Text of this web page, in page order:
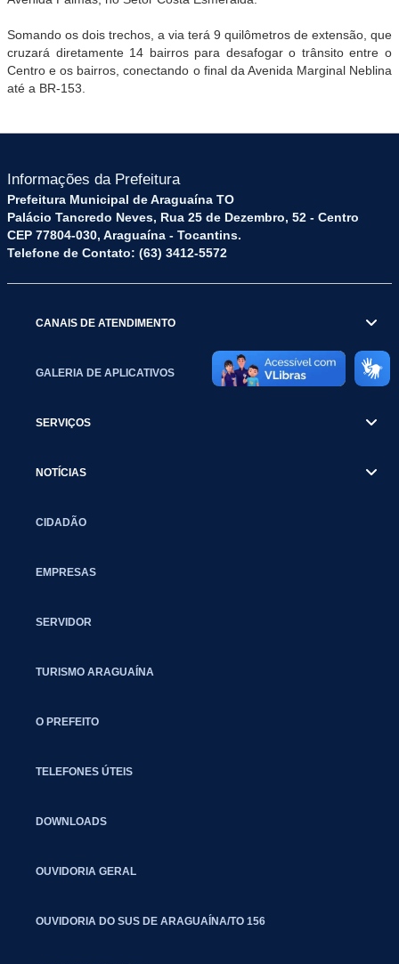
Somando os dois trechos, a via terá 9 quilômetros de extensão, que
cruzará diretamente 14 bairros para desafogar o trânsito entre o
Centro e os bairros, conectando o final da Avenida Marginal Neblina
até a BR-153.
Informações da Prefeitura
Prefeitura Municipal de Araguaína TO
Palácio Tancredo Neves, Rua 25 de Dezembro, 52 - Centro
CEP 77804-030, Araguaína - Tocantins.
Telefone de Contato: (63) 3412-5572
CANAIS DE ATENDIMENTO
GALERIA DE APLICATIVOS
SERVIÇOS
NOTÍCIAS
CIDADÃO
EMPRESAS
SERVIDOR
TURISMO ARAGUAÍNA
O PREFEITO
TELEFONES ÚTEIS
DOWNLOADS
OUVIDORIA GERAL
OUVIDORIA DO SUS DE ARAGUAÍNA/TO 156